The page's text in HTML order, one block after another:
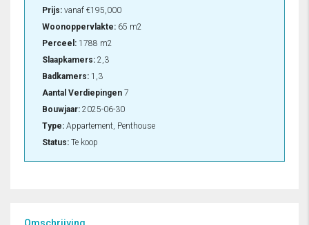
Prijs: vanaf €195,000
Woonoppervlakte: 65 m2
Perceel: 1788 m2
Slaapkamers: 2,3
Badkamers: 1,3
Aantal Verdiepingen 7
Bouwjaar: 2025-06-30
Type: Appartement, Penthouse
Status: Te koop